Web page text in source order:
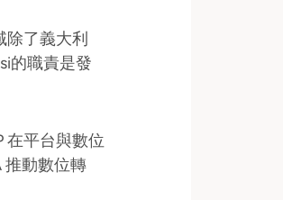
了義大利
的職責是發
在平台與數位
推動數位轉